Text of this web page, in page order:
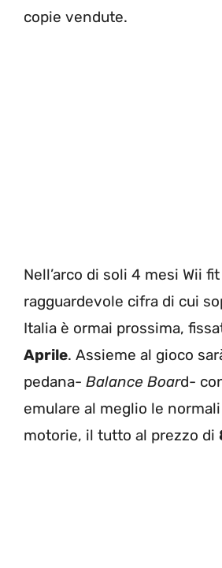
copie vendute.
Nell’arco di soli 4 mesi Wii
ragguardevole cifra di cui
Italia è ormai prossima,
Aprile. Assieme al gioco
pedana- Balance Board-
emulare al meglio le
motorie, il tutto al prezzo di